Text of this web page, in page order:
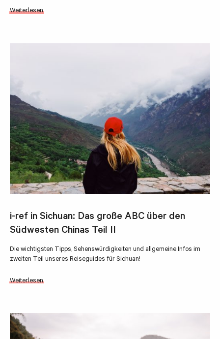
Weiterlesen
i-ref in Sichuan: Das große ABC über den
Südwesten Chinas Teil II
Die wichtigsten Tipps, Sehenswürdigkeiten und allgemeine Infos im
zweiten Teil unseres Reiseguides für Sichuan!
Weiterlesen